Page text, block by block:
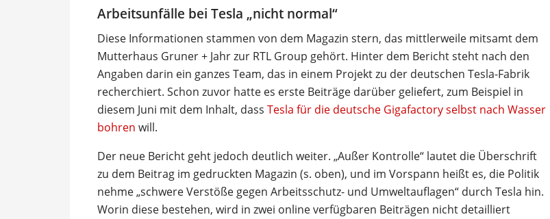
Arbeitsunfälle bei Tesla „nicht normal“
Diese Informationen stammen von dem Magazin stern, das mittlerweile mitsamt dem
Mutterhaus Gruner + Jahr zur RTL Group gehört. Hinter dem Bericht steht nach den
Angaben darin ein ganzes Team, das in einem Projekt zu der deutschen Tesla-Fabrik
recherchiert. Schon zuvor hatte es erste Beiträge darüber geliefert, zum Beispiel in
diesem Juni mit dem Inhalt, dass Tesla für die deutsche Gigafactory selbst nach Wasser
bohren will.
Der neue Bericht geht jedoch deutlich weiter. „Außer Kontrolle“ lautet die Überschrift
zu dem Beitrag im gedruckten Magazin (s. oben), und im Vorspann heißt es, die Politik
nehme „schwere Verstöße gegen Arbeitsschutz- und Umweltauflagen“ durch Tesla hin.
Worin diese bestehen, wird in zwei online verfügbaren Beiträgen nicht detailliert